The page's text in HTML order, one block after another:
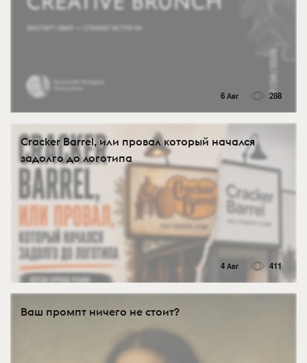
6 Авг 288
Cracker Barrel, или провал который начался
задолго до логотипа
4 Авг 411
Ваш промпт ничего не стоит?